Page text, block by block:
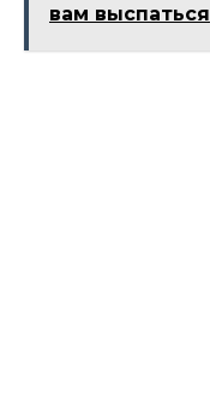
вам выспаться